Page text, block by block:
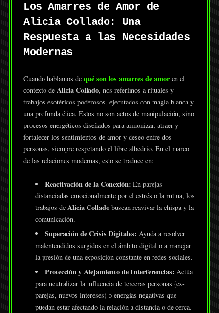
Los Amarres de Amor de
Alicia Collado: Una
Respuesta a las Necesidades
Modernas
Cuando hablamos de qué son los amarres de amoren el
contexto de Alicia Collado, nos referimos a rituales y
trabajos esotéricos poderosos, ejecutados con magia blanca y
una profunda ética. Estos no son actos de manipulación, sino
procesos energéticos diseñados para armonizar, atraer y
fortalecer los sentimientos de amor y deseo entre dos
personas, siempre respetando el libre albedrío. En el marco
de las relaciones modernas, esto se traduce en:
Reactivación de la Conexión: En parejas
distanciadas emocionalmente por el estrés o la rutina, los
trabajos de Alicia Colladobuscan reavivar la chispa y la
comunicación.
Superación de Crisis Digitales: Ayuda a resolver
malentendidos surgidos en el ámbito digital o a manejar
la presión de una exposición constante en redes sociales.
Protección y Alejamiento de Interferencias: Actúa
para neutralizar la influencia de terceras personas (ex-
parejas, nuevos intereses) o energías negativas que
puedan estar afectando la relación a distancia o de cerca.